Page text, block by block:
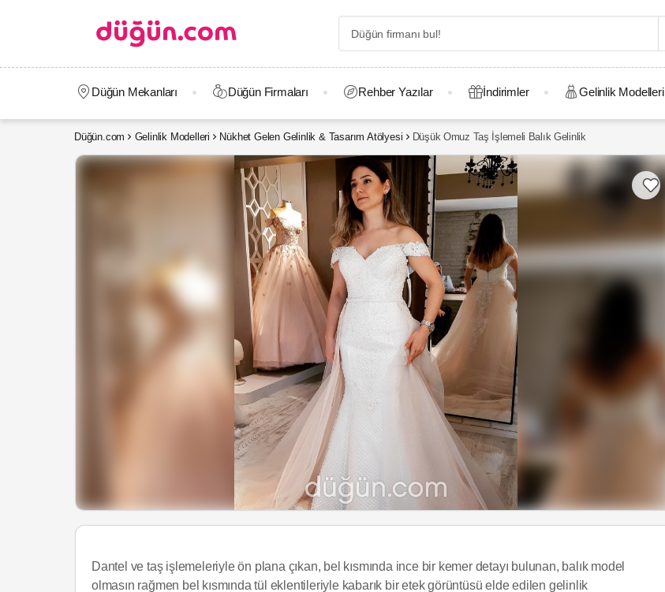
Düğün Mekanları Düğün Firmaları Rehber Yazılar İndirimler Gelinlik Modelleri
Düğün.com Gelinlik Modelleri Nükhet Gelen Gelinlik & Tasarım Atölyesi Düşük Omuz Taş İşlemeli Balık Gelinlik
Dantel ve taş işlemeleriyle ön plana çıkan, bel kısmında ince bir kemer detayı bulunan, balık model
olmasın rağmen bel kısmında tül eklentileriyle kabarık bir etek görüntüsü elde edilen gelinlik